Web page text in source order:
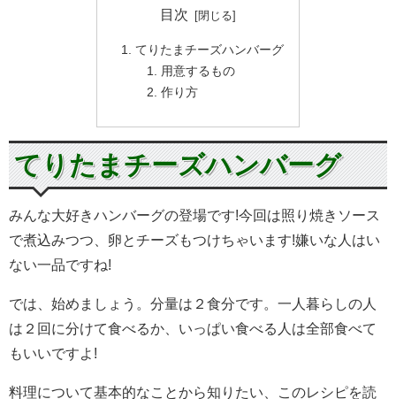
目次
てりたまチーズハンバーグ
用意するもの
作り方
てりたまチーズハンバーグ
みんな大好きハンバーグの登場です!今回は照り焼きソース
で煮込みつつ、卵とチーズもつけちゃいます!嫌いな人はい
ない一品ですね!
では、始めましょう。分量は２食分です。一人暮らしの人
は２回に分けて食べるか、いっぱい食べる人は全部食べて
もいいですよ!
料理について基本的なことから知りたい、このレシピを読